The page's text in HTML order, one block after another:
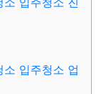
입주청소 업